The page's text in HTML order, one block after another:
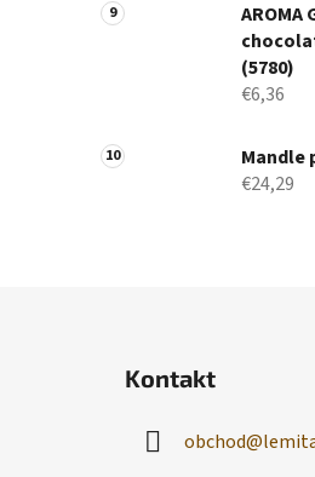
AROMA
(5780)
€6,36
Mandle
€24,29
Kontakt
obchod@